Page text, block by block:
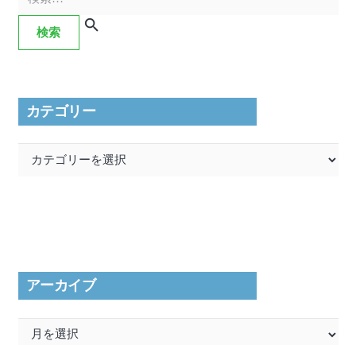
カテゴリー
アーカイブ